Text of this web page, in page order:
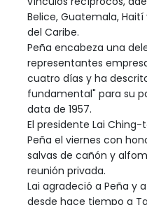
Belice, Guatemala,
del Caribe.
Peña encabeza una
representantes
cuatro días y ha
fundamental" para su
data de 1957.
El presidente Lai
Peña el viernes con
salvas de cañón y
reunión privada.
Lai agradeció a Peña y
desde hace tiempo a